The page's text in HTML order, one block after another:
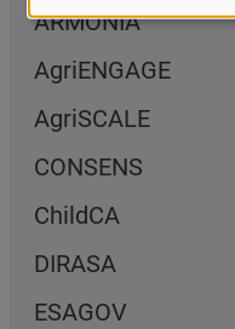
ARMONIA
AgriENGAGE
AgriSCALE
CONSENS
ChildCA
DIRASA
ESAGOV